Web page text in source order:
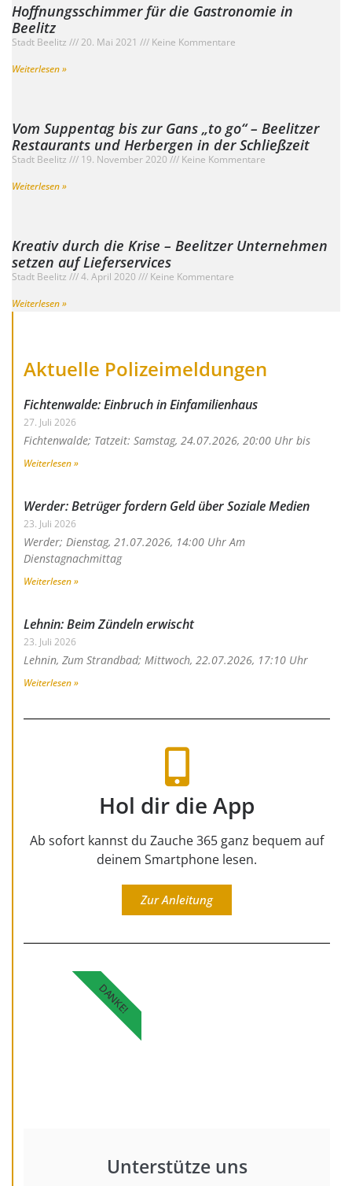
Hoffnungsschimmer für die Gastronomie in
Beelitz
Stadt Beelitz 20. Mai 2021
Keine Kommentare
Weiterlesen »
Vom Suppentag bis zur Gans „to go“ – Beelitzer
Restaurants und Herbergen in der Schließzeit
Stadt Beelitz 19. November 2020
Keine Kommentare
Weiterlesen »
Kreativ durch die Krise – Beelitzer Unternehmen
setzen auf Lieferservices
Stadt Beelitz 4. April 2020
Keine Kommentare
Weiterlesen »
Aktuelle Polizeimeldungen
Fichtenwalde: Einbruch in Einfamilienhaus
27. Juli 2026
Fichtenwalde; Tatzeit: Samstag, 24.07.2026, 20:00 Uhr bis
Weiterlesen »
Werder: Betrüger fordern Geld über Soziale Medien
23. Juli 2026
Werder; Dienstag, 21.07.2026, 14:00 Uhr Am
Dienstagnachmittag
Weiterlesen »
Lehnin: Beim Zündeln erwischt
23. Juli 2026
Lehnin, Zum Strandbad; Mittwoch, 22.07.2026, 17:10 Uhr
Weiterlesen »
Hol dir die App
Ab sofort kannst du Zauche 365 ganz bequem auf
deinem Smartphone lesen.
Zur Anleitung
Unterstütze uns
DANKE!